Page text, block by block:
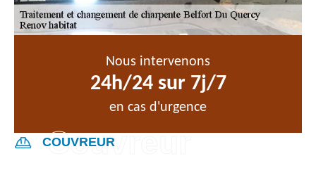
Nous intervenons
24h/24 sur 7j/7
en cas d'urgence
COUVREUR